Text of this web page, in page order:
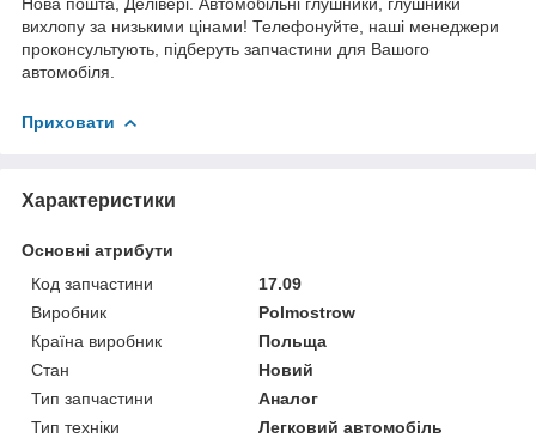
вихлопу за низькими цінами! Телефонуйте, наші менеджери
проконсультують, підберуть запчастини для Вашого
автомобіля.
Приховати
Характеристики
Основні атрибути
Код запчастини
17.09
Виробник
Polmostrow
Країна виробник
Польща
Стан
Новий
Тип запчастини
Аналог
Тип техніки
Легковий автомобіль